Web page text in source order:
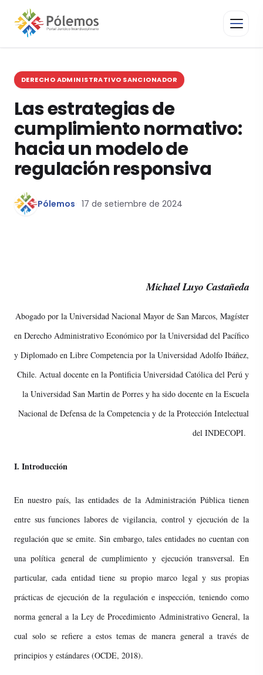
DERECHO ADMINISTRATIVO SANCIONADOR
Las estrategias de
cumplimiento normativo:
hacia un modelo de
regulación responsiva
Pólemos 17 de setiembre de 2024
Michael Luyo Castañeda
Abogado por la Universidad Nacional Mayor de San Marcos, Magíster
en Derecho Administrativo Económico por la Universidad del Pacífico
y Diplomado en Libre Competencia por la Universidad Adolfo Ibáñez,
Chile. Actual docente en la Pontificia Universidad Católica del Perú y
la Universidad San Martin de Porres y ha sido docente en la Escuela
Nacional de Defensa de la Competencia y de la Protección Intelectual
del INDECOPI.
I. Introducción
En nuestro país, las entidades de la Administración Pública tienen
entre sus funciones labores de vigilancia, control y ejecución de la
regulación que se emite. Sin embargo, tales entidades no cuentan con
una política general de cumplimiento y ejecución transversal. En
particular, cada entidad tiene su propio marco legal y sus propias
prácticas de ejecución de la regulación e inspección, teniendo como
norma general a la Ley de Procedimiento Administrativo General, la
cual solo se refiere a estos temas de manera general a través de
principios y estándares (OCDE, 2018).